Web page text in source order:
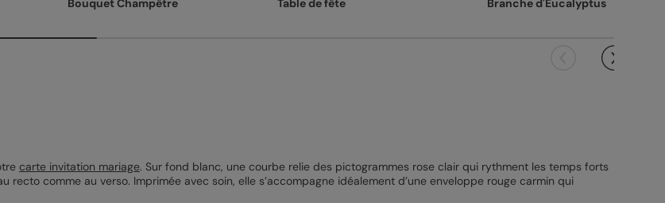
Bouquet Champêtre Table de fête Branche d'Eucalyptus
carte invitation mariage. Sur fond blanc, une courbe relie des pictogrammes rose clair qui rythment les temps forts
recto comme au verso. Imprimée avec soin, elle s’accompagne idéalement d’une enveloppe rouge carmin qui